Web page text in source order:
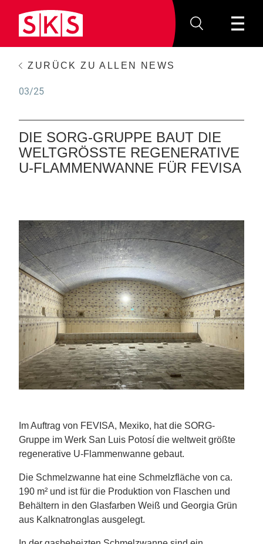
ZURÜCK ZU ALLEN NEWS
03/25
DIE SORG-GRUPPE BAUT DIE
WELTGRÖSSTE REGENERATIVE U
-FLAMMENWANNE FÜR FEVISA
Im Auftrag von FEVISA, Mexiko, hat die SORG-
Gruppe im Werk San Luis Potosí die weltweit größte
regenerative U-Flammenwanne gebaut.
Die Schmelzwanne hat eine Schmelzfläche von ca.
190 m² und ist für die Produktion von Flaschen und
Behältern in den Glasfarben Weiß und Georgia Grün
aus Kalknatronglas ausgelegt.